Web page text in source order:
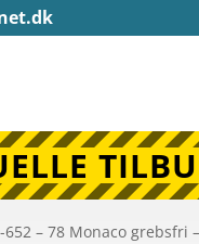
652 – 78 Monaco grebsfri